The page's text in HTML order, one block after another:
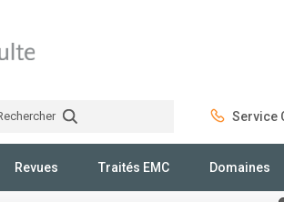
Service
Revues Traités EMC Domaines